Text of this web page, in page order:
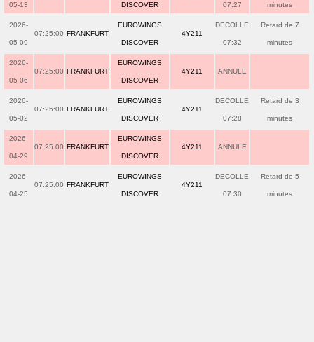
05-13 DISCOVER 07:27 minutes
2026-
05-09
07:25:00 FRANKFURT
EUROWINGS
DISCOVER
4Y211
DECOLLE
07:32
Retard de 7
minutes
2026-
05-06
07:25:00 FRANKFURT
EUROWINGS
DISCOVER
4Y211 ANNULE
2026-
05-02
07:25:00 FRANKFURT
EUROWINGS
DISCOVER
4Y211
DECOLLE
07:28
Retard de 3
minutes
2026-
04-29
07:25:00 FRANKFURT
EUROWINGS
DISCOVER
4Y211 ANNULE
2026-
04-25
07:25:00 FRANKFURT
EUROWINGS
DISCOVER
4Y211
DECOLLE
07:30
Retard de 5
minutes